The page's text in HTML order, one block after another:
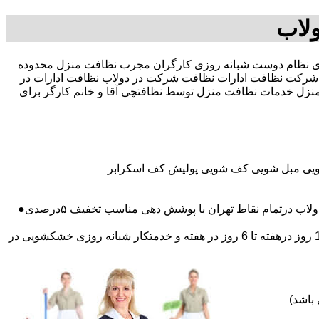
تخفیف بیمه رایگان 09196351909-آقای نظام دوست شبانه روزی کارگران مجرب نظافت منزل محدوده
نظافت ادارات نظافت شرکت در دولاب نظافت ادارات در
خدمات نظافت منزل توسط نظافتچی آقا و خانم کارگر برای
مبل شویی کف شویی پولیش کف اسکرابر
نقاط تهران با پوشش دهی مناسب تخفیف ۵درصدی●
اعزام نظافتچی روزمزد و مهمان دار به تمام نقاط و در سراسر تهران (حرفه ای و آموزش دیده )اعزام خدمتکار ثابت روزانه (خانم)از 1 روز درهفته تا 6 روز در هفته و خدمتکار شبانه روزی خشکشویی در
باشد)